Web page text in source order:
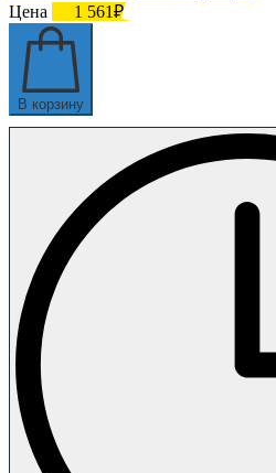
Цена
1 561₽
В корзину